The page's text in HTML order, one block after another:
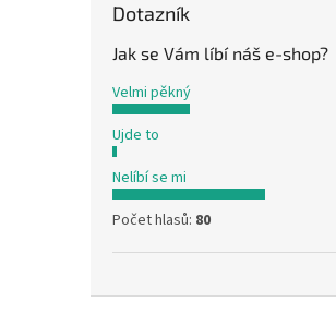
Dotazník
Jak se Vám líbí náš e-shop?
Velmi pěkný
Ujde to
Nelíbí se mi
Počet hlasů: 80